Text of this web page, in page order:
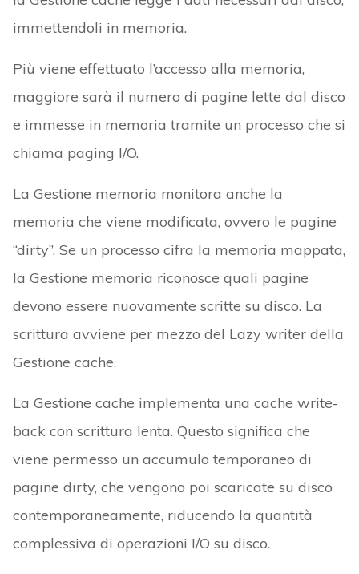
immettendoli in memoria.
Più viene effettuato l’accesso alla memoria,
maggiore sarà il numero di pagine lette dal disco
e immesse in memoria tramite un processo che si
chiama paging I/O.
La Gestione memoria monitora anche la
memoria che viene modificata, ovvero le pagine
“dirty”. Se un processo cifra la memoria mappata,
la Gestione memoria riconosce quali pagine
devono essere nuovamente scritte su disco. La
scrittura avviene per mezzo del Lazy writer della
Gestione cache.
La Gestione cache implementa una cache write-
back con scrittura lenta. Questo significa che
viene permesso un accumulo temporaneo di
pagine dirty, che vengono poi scaricate su disco
contemporaneamente, riducendo la quantità
complessiva di operazioni I/O su disco.